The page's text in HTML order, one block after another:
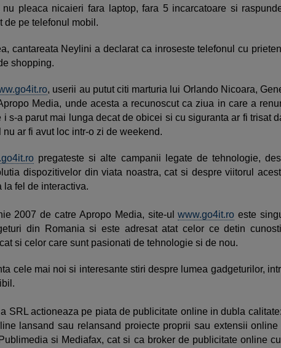
nu pleaca nicaieri fara laptop, fara 5 incarcatoare si
de pe telefonul mobil.
cantareata Neylini a declarat ca inroseste telefonul cu
shopping.
, userii au putut citi marturia lui Orlando Nicoara,
Media, unde acesta a recunoscut ca ziua in care a
i s-a parut mai lunga decat de obicei si cu siguranta ar fi trisat
nu ar fi avut loc intr-o zi de weekend.
pregateste si alte campanii legate de tehnologie,
dispozitivelor din viata noastra, cat si despre viitorul
la fel de interactiva.
2007 de catre Apropo Media, site-ulwww.go4it.ro este
din Romania si este adresat atat celor ce detin
si celor care sunt pasionati de tehnologie si de nou.
cele mai noi si interesante stiri despre lumea gadgeturilor,
SRL actioneaza pe piata de publicitate online in dubla
lansand sau relansand proiecte proprii sau extensii online
si Mediafax, cat si ca broker de publicitate online